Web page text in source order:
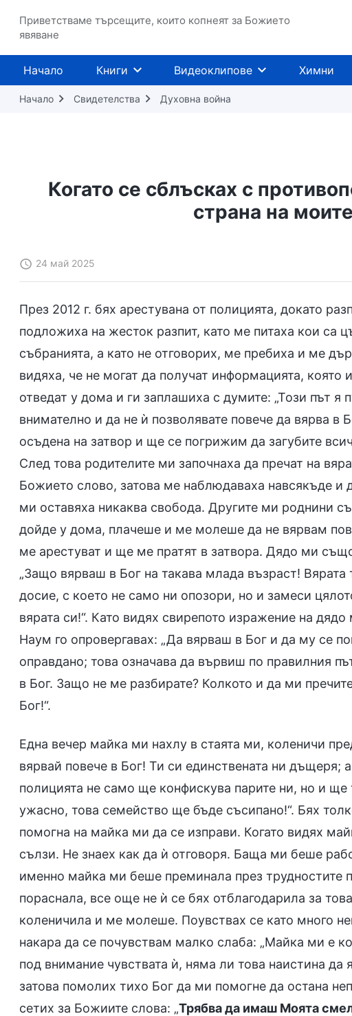
Приветстваме търсещите, които копнеят за Божието
явяване
Начало Книги Видеоклипове Химни
Начало Свидетелства Духовна война
Когато се сблъсках с
страна на
24 май 2025
През 2012 г. бях арестувана от полицията, докато
подложиха на жесток разпит, като ме питаха кои са
събранията, а като не отговорих, ме пребиха и ме
видяха, че не могат да получат информацията,
отведат у дома и ги заплашиха с думите: „Този път я
внимателно и да не ѝ позволявате повече да вярва
осъдена на затвор и ще се погрижим да загубите
След това родителите ми започнаха да пречат на
Божието слово, затова ме наблюдаваха навсякъде и
ми оставяха никаква свобода. Другите ми роднини
дойде у дома, плачеше и ме молеше да не вярвам
ме арестуват и ще ме пратят в затвора. Дядо ми
„Защо вярваш в Бог на такава млада възраст!
досие, с което не само ни опозори, но и замеси
вярата си!“. Като видях свирепото изражение на
Наум го опровергавах: „Да вярваш в Бог и да му се
оправдано; това означава да вървиш по правилния
в Бог. Защо не ме разбирате? Колкото и да ми
Бог!“.
Една вечер майка ми нахлу в стаята ми, коленичи
вярвай повече в Бог! Ти си единствената ни дъщеря;
полицията не само ще конфискува парите ни, но и
ужасно, това семейство ще бъде съсипано!“. Бях
помогна на майка ми да се изправи. Когато видях
сълзи. Не знаех как да ѝ отговоря. Баща ми беше
именно майка ми беше преминала през трудностите
пораснала, все още не ѝ се бях отблагодарила за
коленичила и ме молеше. Поувствах се като много
накара да се почувствам малко слаба: „Майка ми е
под внимание чувствата ѝ, няма ли това наистина да
затова помолих тихо Бог да ми помогне да остана
сетих за Божиите слова: „Трябва да имаш Моята